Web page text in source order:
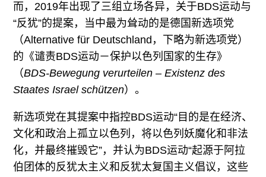
而，2019年出现了三组立场各异，关于BDS运动与
“反犹”的提案，当中最为耸动的是德国新选项党
（Alternative für Deutschland，下略为新选项党）
的《谴责BDS运动－保护以色列国家的生存》
（BDS-Bewegung verurteilen – Existenz des
Staates Israel schützen）。
新选项党在其提案中指控BDS运动“目的是在经济、
文化和政治上孤立以色列，将以色列妖魔化和非法
化，并最终摧毁它”，并认为BDS运动“起源于阿拉
伯团体的反犹太主义和反犹太复国主义倡议，这些